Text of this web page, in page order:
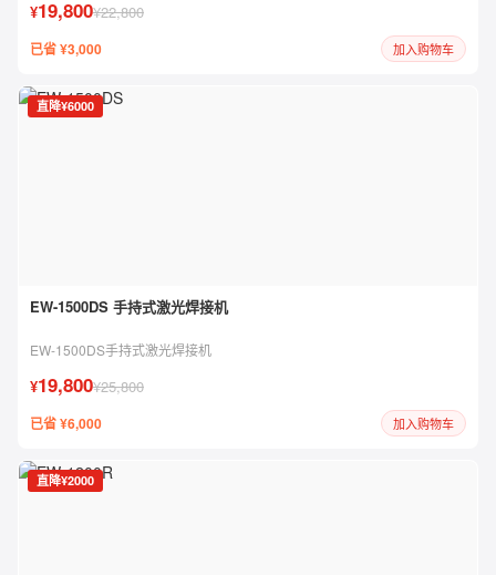
¥19,800¥22,800
已省 ¥3,000 加入购物车
直降¥6000
EW-1500DS 手持式激光焊接机
EW-1500DS手持式激光焊接机
¥19,800¥25,800
已省 ¥6,000 加入购物车
直降¥2000